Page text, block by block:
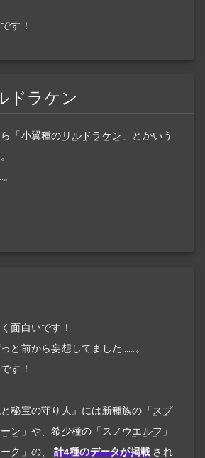
す！
ドラケン
「小翼種の リルドラケン 」とかいう
面白いです！
と前から妄想してました……。
す！
秘宝の守り人』には新種族の「 スプ
ン 」や、希少種の「スノウエルフ 」
ク 」の、 計4種のデータが掲載 され